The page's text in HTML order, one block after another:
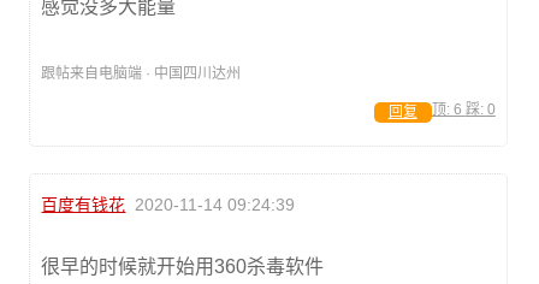
感觉没多大能量
跟帖来自电脑端 · 中国四川达州
顶: 6 踩: 0
回复
百度有钱花 2020-11-14 09:24:39
很早的时候就开始用360杀毒软件